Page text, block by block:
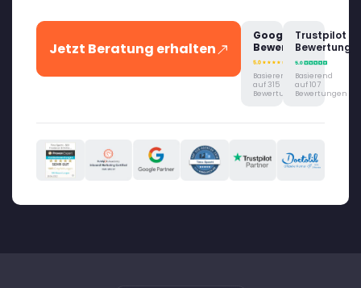
Jetzt Beratung erhalten
Google
Bewertung
Basierend
auf 315
Bewertungen
Trustpilot
Bewertung
Basierend
auf 107
Bewertungen